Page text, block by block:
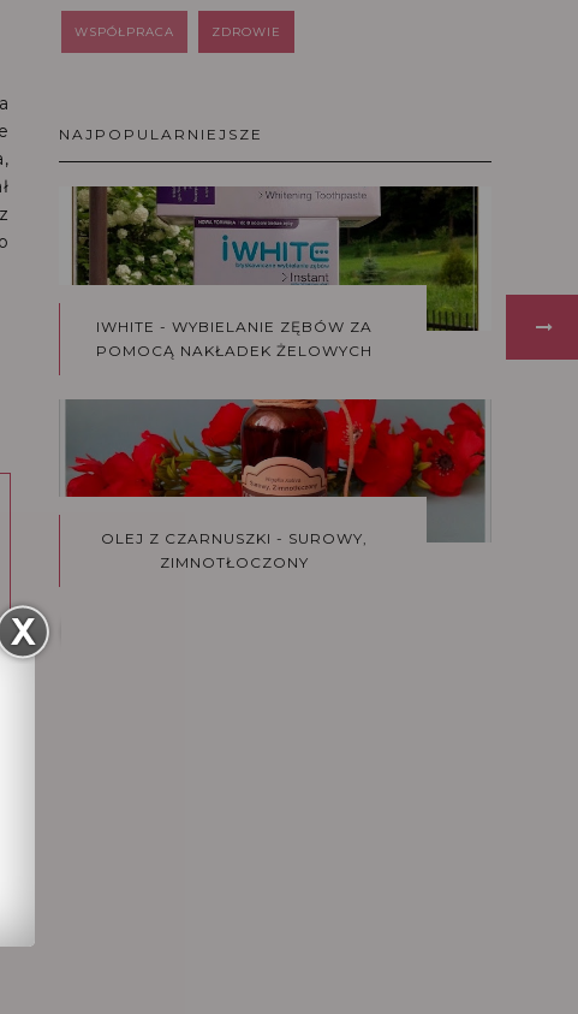
WSPÓŁPRACA ZDROWIE
NAJPOPULARNIEJSZE
IWHITE - WYBIELANIE ZĘBÓW ZA
POMOCĄ NAKŁADEK ŻELOWYCH
OLEJ Z CZARNUSZKI - SUROWY,
ZIMNOTŁOCZONY